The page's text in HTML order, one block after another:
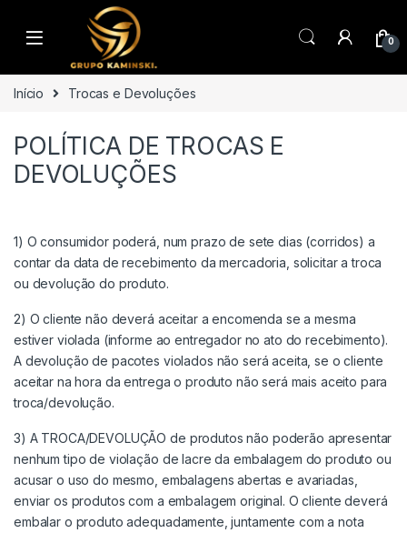
Saltar para navegação
Pular para o conteúdo
0
Início Trocas e Devoluções
POLÍTICA DE TROCAS E
DEVOLUÇÕES
1) O consumidor poderá, num prazo de sete dias (corridos) a
contar da data de recebimento da mercadoria, solicitar a troca
ou devolução do produto.
2) O cliente não deverá aceitar a encomenda se a mesma
estiver violada (informe ao entregador no ato do recebimento).
A devolução de pacotes violados não será aceita, se o cliente
aceitar na hora da entrega o produto não será mais aceito para
troca/devolução.
3) A TROCA/DEVOLUÇÃO de produtos não poderão apresentar
nenhum tipo de violação de lacre da embalagem do produto ou
acusar o uso do mesmo, embalagens abertas e avariadas,
enviar os produtos com a embalagem original. O cliente deverá
embalar o produto adequadamente, juntamente com a nota